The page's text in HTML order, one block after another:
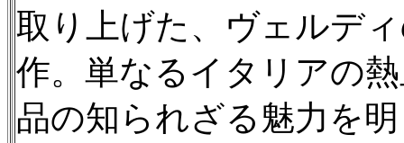
取り上げた、ヴェルデ
作。単なるイタリアの
品の知られざる魅力を